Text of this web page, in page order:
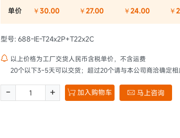
单价
￥30.00 ￥27.00 ￥24.00 ￥
型号: 688-IE-T24x2P+T22x2C
 以上价格为工厂交货人民币含税单价，不含运费
20个以下3~5天可以交货；超过20个请与本公司商洽确定相
- +  加入购物车  马上咨询